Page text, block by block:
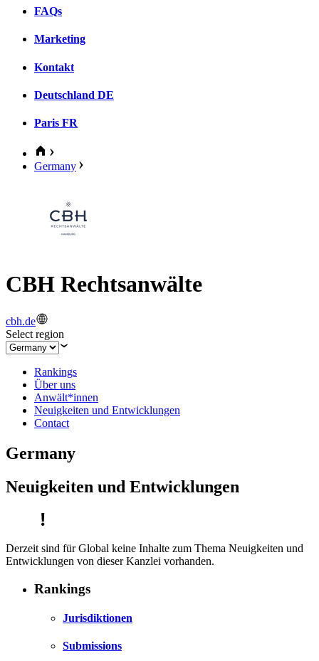
FAQs
Marketing
Kontakt
Deutschland DE
Paris FR
Germany
CBH Rechtsanwälte
cbh.de
Select region
Rankings
Über uns
Anwält*innen
Neuigkeiten und Entwicklungen
Contact
Germany
Neuigkeiten und Entwicklungen
Derzeit sind für Global keine Inhalte zum Thema Neuigkeiten und
Entwicklungen von dieser Kanzlei vorhanden.
Rankings
Jurisdiktionen
Submissions